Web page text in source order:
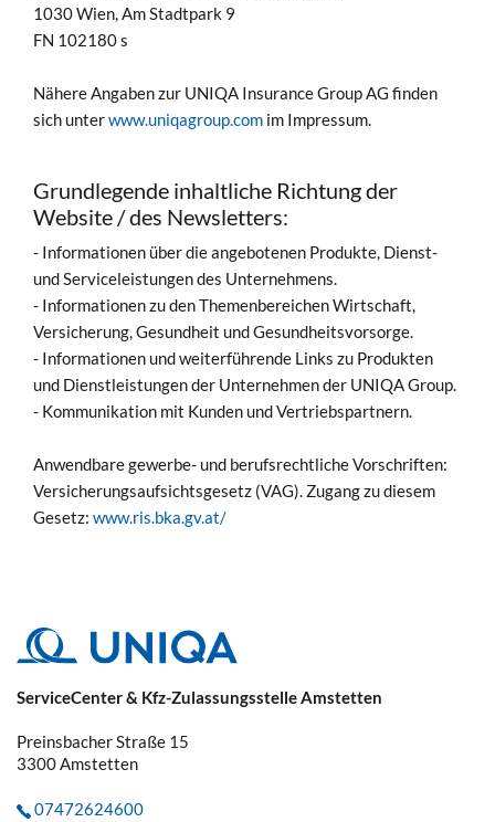
1030 Wien, Am Stadtpark 9
FN 102180 s
Nähere Angaben zur UNIQA Insurance Group AG finden
sich unterwww.uniqagroup.com im Impressum.
Grundlegende inhaltliche Richtung der
Website / des Newsletters:
- Informationen über die angebotenen Produkte, Dienst-
und Serviceleistungen des Unternehmens.
- Informationen zu den Themenbereichen Wirtschaft,
Versicherung, Gesundheit und Gesundheitsvorsorge.
- Informationen und weiterführende Links zu Produkten
und Dienstleistungen der Unternehmen der UNIQA Group.
- Kommunikation mit Kunden und Vertriebspartnern.
Anwendbare gewerbe- und berufsrechtliche Vorschriften:
Versicherungsaufsichtsgesetz (VAG). Zugang zu diesem
Gesetz: www.ris.bka.gv.at/
ServiceCenter & Kfz-Zulassungsstelle Amstetten
Preinsbacher Straße 15
3300Amstetten
07472624600